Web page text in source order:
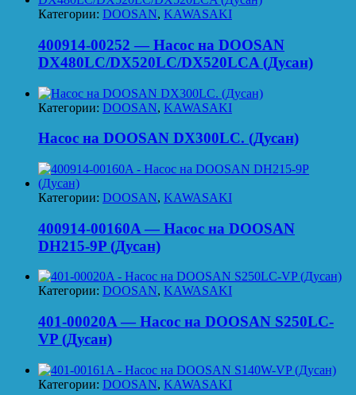
Категории: DOOSAN, KAWASAKI
400914-00252 — Насос на DOOSAN
DX480LC/DX520LC/DX520LCA (Дусан)
Категории: DOOSAN, KAWASAKI
Насос на DOOSAN DX300LC. (Дусан)
Категории: DOOSAN, KAWASAKI
400914-00160A — Насос на DOOSAN
DH215-9P (Дусан)
Категории: DOOSAN, KAWASAKI
401-00020A — Насос на DOOSAN S250LC-
VP (Дусан)
Категории: DOOSAN, KAWASAKI